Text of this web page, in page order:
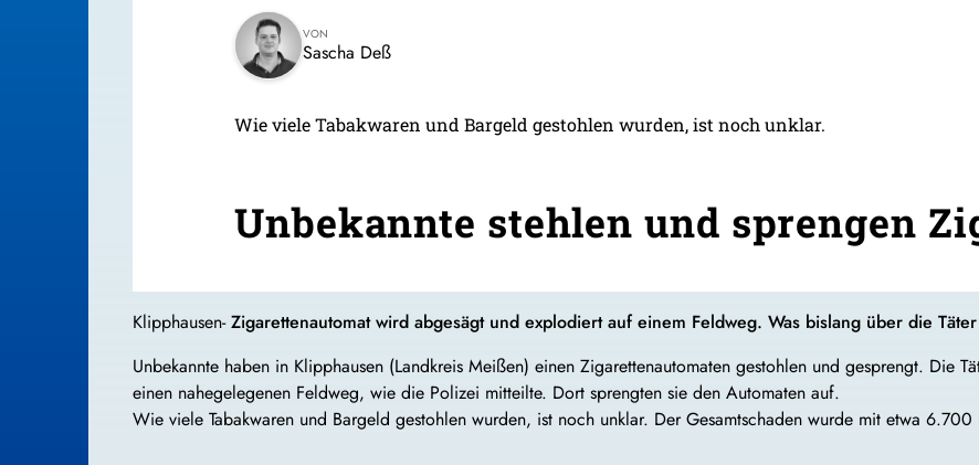
VON
Sascha Deß
Wie viele Tabakwaren und Bargeld gestohlen wurden, ist noch unklar.
Unbekannte stehlen und sprengen
Klipphausen-Zigarettenautomat wird abgesägt und explodiert auf einem Feldweg. Was bislang über die
Unbekannte haben in Klipphausen (Landkreis Meißen) einen Zigarettenautomaten gestohlen und gesprengt. Die
einen nahegelegenen Feldweg, wie die Polizei mitteilte. Dort sprengten sie den Automaten auf.
Wie viele Tabakwaren und Bargeld gestohlen wurden, ist noch unklar. Der Gesamtschaden wurde mit etwa